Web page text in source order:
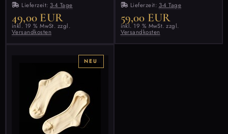
Lieferzeit: 3-4 Tage
49,00 EUR
inkl. 19 % MwSt. zzgl.
Versandkosten
Lieferzeit: 3-4 Tage
59,00 EUR
inkl. 19 % MwSt. zzgl.
Versandkosten
NEU